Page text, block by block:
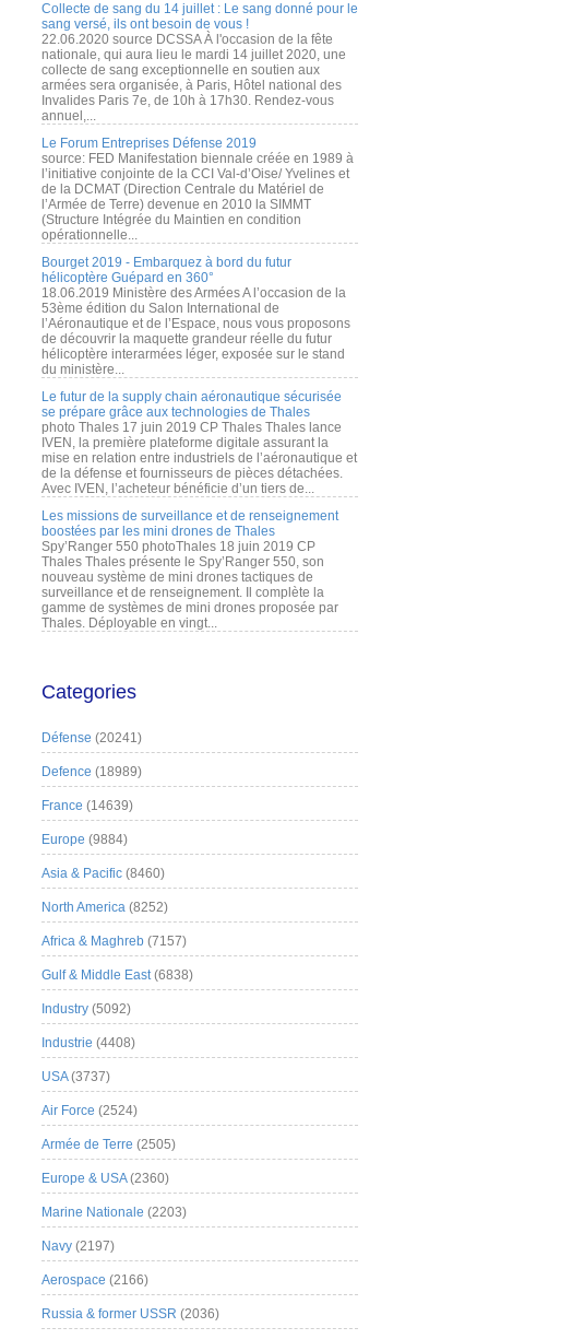
Collecte de sang du 14 juillet : Le sang donné pour le
sang versé, ils ont besoin de vous !
22.06.2020 source DCSSA À l'occasion de la fête
nationale, qui aura lieu le mardi 14 juillet 2020, une
collecte de sang exceptionnelle en soutien aux
armées sera organisée, à Paris, Hôtel national des
Invalides Paris 7e, de 10h à 17h30. Rendez-vous
annuel,...
Le Forum Entreprises Défense 2019
source: FED Manifestation biennale créée en 1989 à
l’initiative conjointe de la CCI Val-d’Oise/ Yvelines et
de la DCMAT (Direction Centrale du Matériel de
l’Armée de Terre) devenue en 2010 la SIMMT
(Structure Intégrée du Maintien en condition
opérationnelle...
Bourget 2019 - Embarquez à bord du futur
hélicoptère Guépard en 360°
18.06.2019 Ministère des Armées A l’occasion de la
53ème édition du Salon International de
l’Aéronautique et de l’Espace, nous vous proposons
de découvrir la maquette grandeur réelle du futur
hélicoptère interarmées léger, exposée sur le stand
du ministère...
Le futur de la supply chain aéronautique sécurisée
se prépare grâce aux technologies de Thales
photo Thales 17 juin 2019 CP Thales Thales lance
IVEN, la première plateforme digitale assurant la
mise en relation entre industriels de l’aéronautique et
de la défense et fournisseurs de pièces détachées.
Avec IVEN, l’acheteur bénéficie d’un tiers de...
Les missions de surveillance et de renseignement
boostées par les mini drones de Thales
Spy’Ranger 550 photoThales 18 juin 2019 CP
Thales Thales présente le Spy’Ranger 550, son
nouveau système de mini drones tactiques de
surveillance et de renseignement. Il complète la
gamme de systèmes de mini drones proposée par
Thales. Déployable en vingt...
Categories
Défense (20241)
Defence (18989)
France (14639)
Europe (9884)
Asia & Pacific (8460)
North America (8252)
Africa & Maghreb (7157)
Gulf & Middle East(6838)
Industry (5092)
Industrie (4408)
USA(3737)
Air Force (2524)
Armée de Terre (2505)
Europe & USA(2360)
Marine Nationale (2203)
Navy (2197)
Aerospace (2166)
Russia & former USSR (2036)